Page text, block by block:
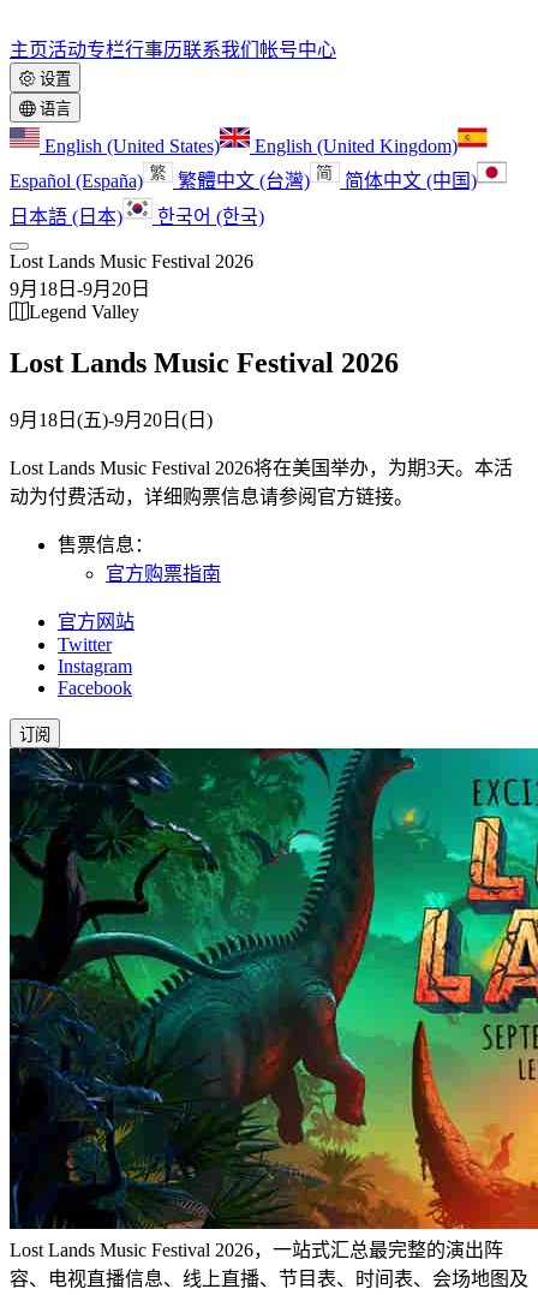
主页活动专栏行事历联系我们 帐号中心
设置
语言
English (United States)
English (United Kingdom)
Español (España)
繁體中文 (台灣)
简体中文 (中国)
日本語 (日本)
한국어 (한국)
Lost Lands Music Festival 2026
9月18日 -9月20日
Legend Valley
Lost Lands Music Festival 2026
9月18日(五)-9月20日(日)
Lost Lands Music Festival 2026将在美国举办，为期3天。 本活
动为付费活动，详细购票信息请参阅官方链接。
售票信息：
官方购票指南
官方网站
Twitter
Instagram
Facebook
订阅
Lost Lands Music Festival 2026，一站式汇总最完整的演出阵
容、电视直播信息、线上直播、节目表、时间表、会场地图及